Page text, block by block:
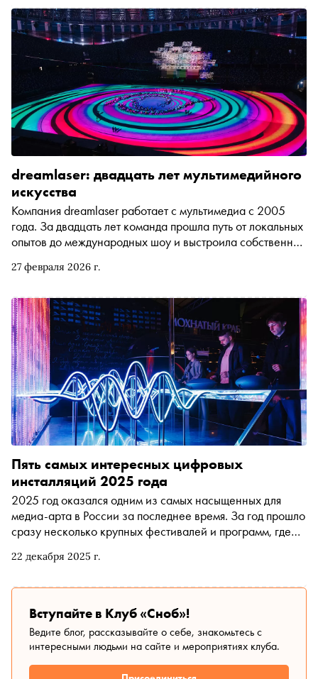
27 февраля 2026 г.
dreamlaser: двадцать лет мультимедийного
искусства
Компания dreamlaser работает с мультимедиа с 2005
года. За двадцать лет команда прошла путь от локальных
опытов до международных шоу и выстроила собственное
Ближнем Востоке. При этом штаб-квартира остаётся в
медиаискусства INTERVALS и экспериментальное
пространство «ЦЕХ *». «Сноб» собрал ключевые
проекты dreamlaser
22 декабря 2025 г.
Пять самых интересных цифровых
инсталляций 2025 года
2025 год оказался одним из самых насыщенных для
медиа-арта в России за последнее время. За год прошло
сразу несколько крупных фестивалей и программ, где
главным событием — с серьёзными бюджетами, сложным
значительная часть этих работ была показана в
регионах, а не только в Москве и Петербурге. «Сноб»
выбрал пять самых интересных цифровых инсталляций
года
Вступайте в Клуб «Сноб»!
Ведите блог, рассказывайте о себе, знакомьтесь с
интересными людьми на сайте и мероприятиях клуба.